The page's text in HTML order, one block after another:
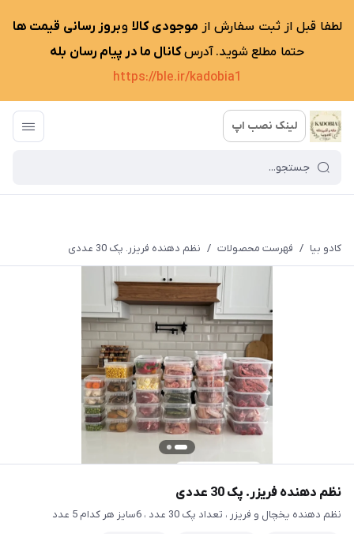
لطفا قبل از ثبت سفارش از موجودی کالا وبروز رسانی قیمت ها
حتما مطلع شوید. آدرسکانال ما در پیام رسان بله
https://ble.ir/kadobia1
لینک نصب اپ
کادو بیا / فهرست محصولات / نظم دهنده فریزر. پک 30 عددی
نظم دهنده فریزر. پک 30 عددی
نظم دهنده یخچال و فریزر ، تعداد پک 30 عدد ، 6سایز هر کدام 5 عدد